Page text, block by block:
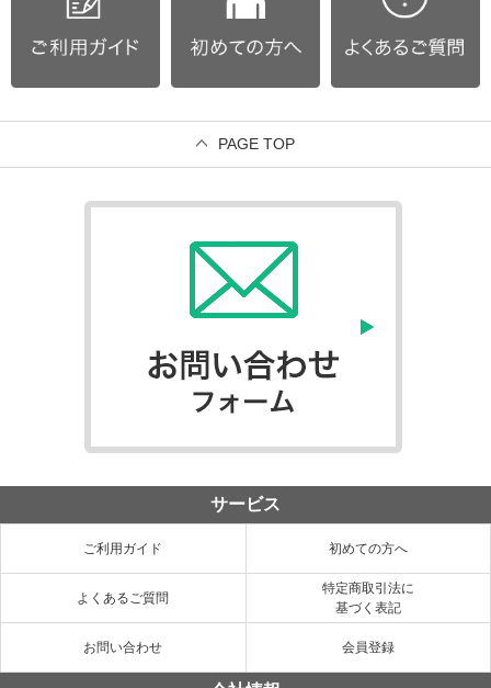
PAGE TOP
サービス
ご利用ガイド 初めての方へ
よくあるご質問
特定商取引法に
基づく表記
お問い合わせ 会員登録